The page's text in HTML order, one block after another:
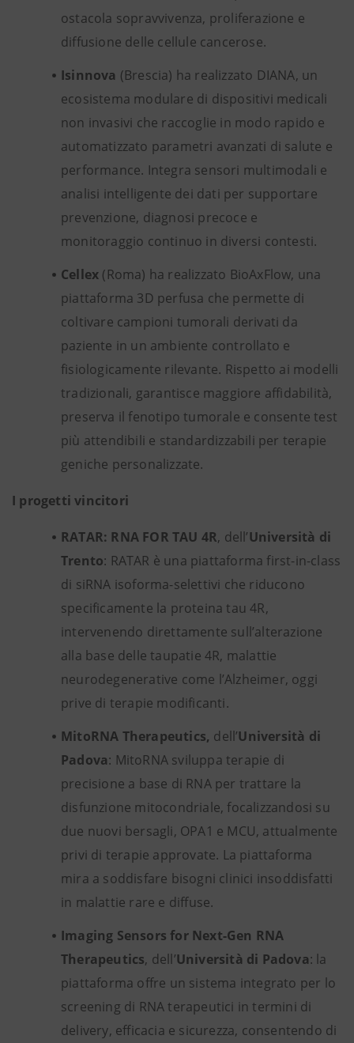
ostacola sopravvivenza, proliferazione e
diffusione delle cellule cancerose.
Isinnova (Brescia) ha realizzato DIANA, un
ecosistema modulare di dispositivi medicali
non invasivi che raccoglie in modo rapido e
automatizzato parametri avanzati di salute e
performance. Integra sensori multimodali e
analisi intelligente dei dati per supportare
prevenzione, diagnosi precoce e
monitoraggio continuo in diversi contesti.
Cellex (Roma) ha realizzato BioAxFlow, una
piattaforma 3D perfusa che permette di
coltivare campioni tumorali derivati da
paziente in un ambiente controllato e
fisiologicamente rilevante. Rispetto ai modelli
tradizionali, garantisce maggiore affidabilità,
preserva il fenotipo tumorale e consente test
più attendibili e standardizzabili per terapie
geniche personalizzate.
I progetti vincitori
RATAR: RNA FOR TAU 4R, dell’Università di
Trento: RATAR è una piattaforma first-in-class
di siRNA isoforma-selettivi che riducono
specificamente la proteina tau 4R,
intervenendo direttamente sull’alterazione
alla base delle taupatie 4R, malattie
neurodegenerative come l’Alzheimer, oggi
prive di terapie modificanti.
MitoRNA Therapeutics, dell’Università di
Padova: MitoRNA sviluppa terapie di
precisione a base di RNA per trattare la
disfunzione mitocondriale, focalizzandosi su
due nuovi bersagli, OPA1 e MCU, attualmente
privi di terapie approvate. La piattaforma
mira a soddisfare bisogni clinici insoddisfatti
in malattie rare e diffuse.
Imaging Sensors for Next-Gen RNA
Therapeutics, dell’Università di Padova: la
piattaforma offre un sistema integrato per lo
screening di RNA terapeutici in termini di
delivery, efficacia e sicurezza, consentendo di